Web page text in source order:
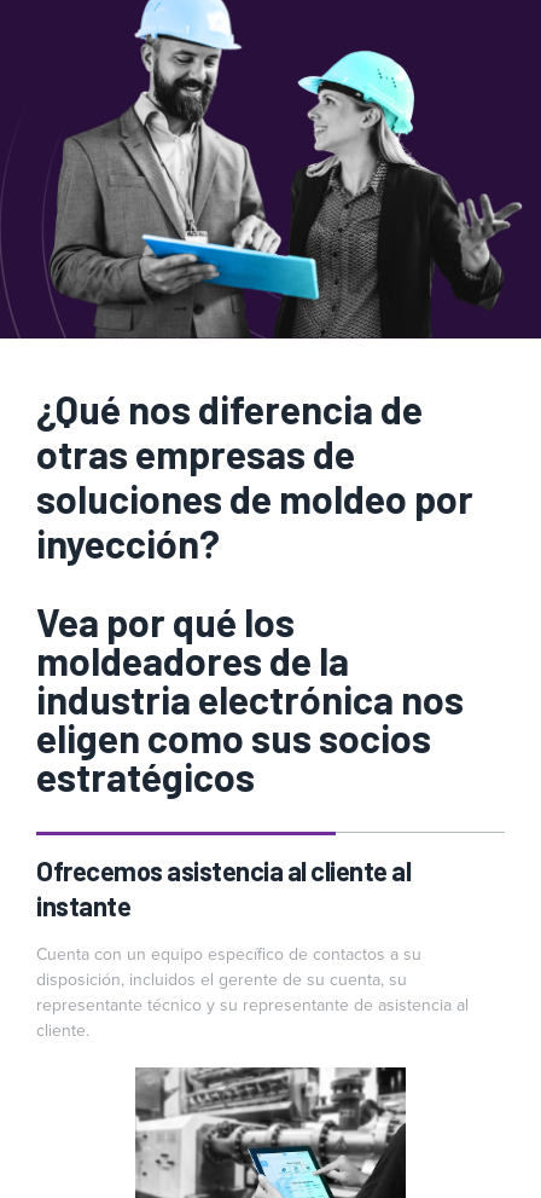
¿Qué nos diferencia de
otras empresas de
soluciones de moldeo por
inyección?
Vea por qué los
moldeadores de la
industria electrónica nos
eligen como sus socios
estratégicos
Ofrecemos asistencia al cliente al
instante
Cuenta con un equipo específico de contactos a su
disposición, incluidos el gerente de su cuenta, su
representante técnico y su representante de asistencia al
cliente.